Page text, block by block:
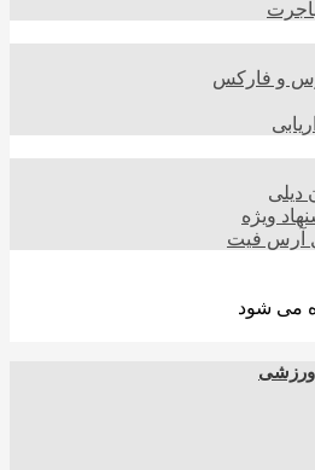
و فارکس
دیلی
ویژه
آرس فیت
می شود
ورزشی